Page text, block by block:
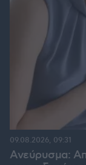
Ανεύρυσμα:
09.08.2026, 09:31